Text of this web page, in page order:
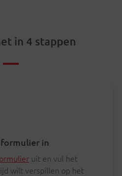
in 4 stappen
in
uit en vul het
wilt verspillen op het